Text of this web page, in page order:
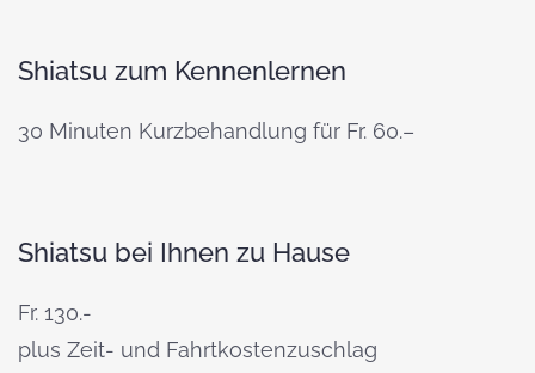
Shiatsu zum Kennenlernen
30 Minuten Kurzbehandlung für Fr. 60.–
Shiatsu bei Ihnen zu Hause
Fr. 130.-
plus Zeit- und Fahrtkostenzuschlag